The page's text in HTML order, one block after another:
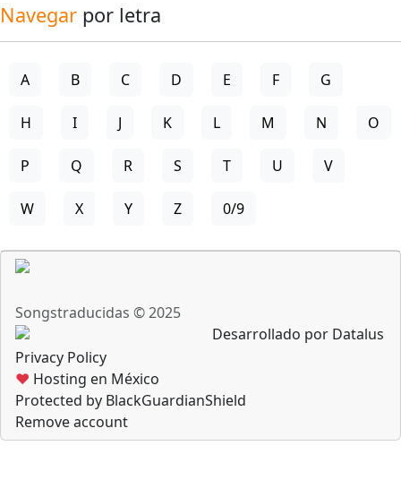
Navegar por letra
A B C D E F G
H I J K L M N O
P Q R S T U V
W X Y Z 0/9
Songstraducidas © 2025
Desarrollado por Datalus
Privacy Policy
♥ Hosting en México
Protected by BlackGuardianShield
Remove account